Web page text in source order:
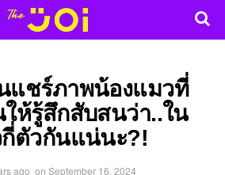
แชร์ภาพน้องแมวที่
ห้รู้สึกสับสนว่า..ใน
ตัวกันแน่นะ?!
ago on September 16, 2024